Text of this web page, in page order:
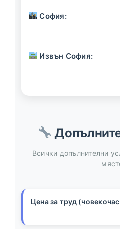
София:
Извън София:
Всички допълнителни
Цена за труд